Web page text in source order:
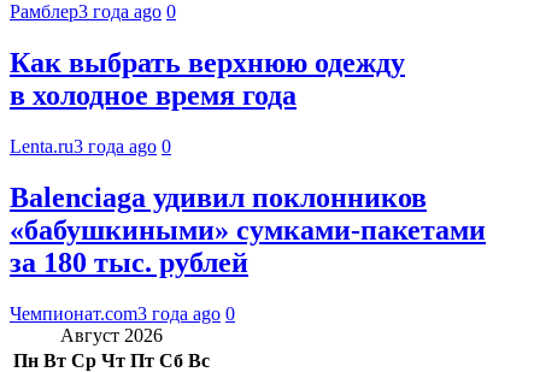
Рамблер3 года ago 0
Как выбрать верхнюю одежду
в холодное время года
Lenta.ru3 года ago 0
Balenciaga удивил поклонников
«бабушкиными» сумками-пакетами
за 180 тыс. рублей
Чемпионат.com3 года ago 0
Август 2026
Пн Вт Ср Чт Пт Сб Вс